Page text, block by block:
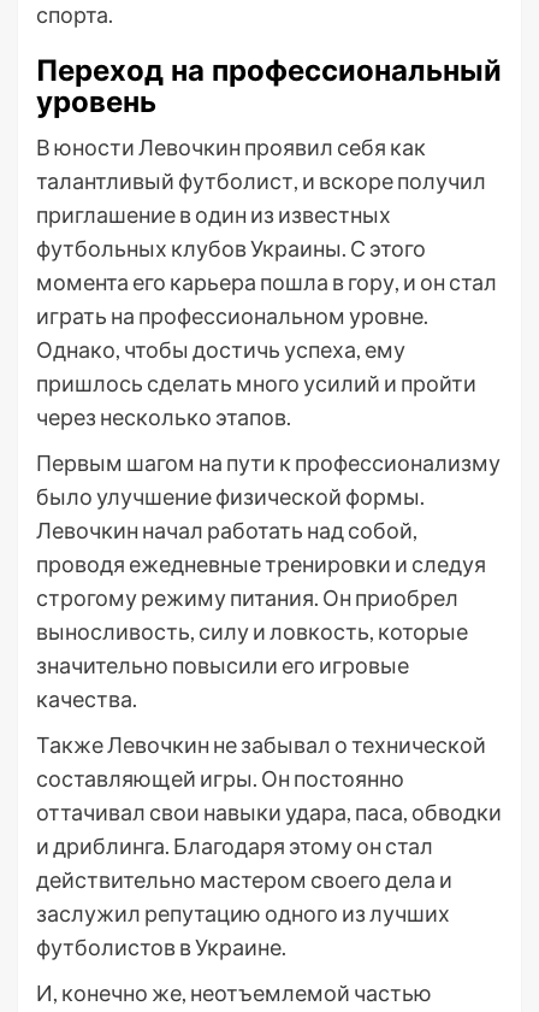
спорта.
Переход на профессиональный
уровень
В юности Левочкин проявил себя как
талантливый футболист, и вскоре получил
приглашение в один из известных
футбольных клубов Украины. С этого
момента его карьера пошла в гору, и он стал
играть на профессиональном уровне.
Однако, чтобы достичь успеха, ему
пришлось сделать много усилий и пройти
через несколько этапов.
Первым шагом на пути к профессионализму
было улучшение физической формы.
Левочкин начал работать над собой,
проводя ежедневные тренировки и следуя
строгому режиму питания. Он приобрел
выносливость, силу и ловкость, которые
значительно повысили его игровые
качества.
Также Левочкин не забывал о технической
составляющей игры. Он постоянно
оттачивал свои навыки удара, паса, обводки
и дриблинга. Благодаря этому он стал
действительно мастером своего дела и
заслужил репутацию одного из лучших
футболистов в Украине.
И, конечно же, неотъемлемой частью